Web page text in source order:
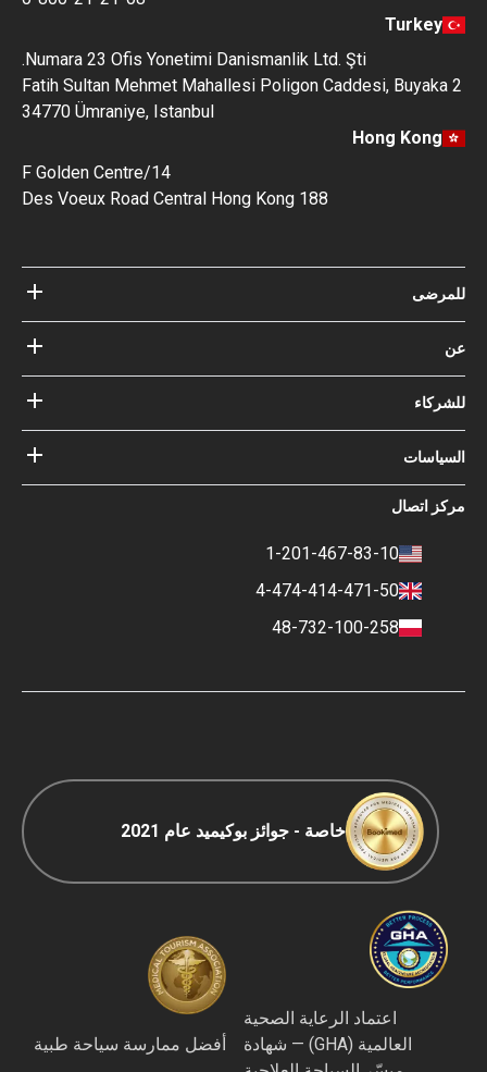
Turkey
Numara 23 Ofis Yonetimi Danismanlik Ltd. Şti.
Fatih Sultan Mehmet Mahallesi Poligon Caddesi,
34770 Ümraniye, Istanbul
Hong Kong
مستشفيات
مدونة
ضماناتك مع
عن Bookimed
أطباؤنا
خبير المجلس الاستشاري الطبي
Bookimed
التأثير الاجتماعي وأضواء الإعلام
أضف المستشفى الخاص بك
شروط الإستخدام
سياسة التقييم
شروط الدفع والإيداع
سياسة التصنيف
سياسة التحرير
اتصال
1-201-467-83-10
4-474-414-471-50
48-732-100-258
خاصة - جوائز بوكيميد عام 2021
اعتماد الرعاية الصحية
العالمية (GHA) — شهادة
أفضل ممارسة سياحة طبية